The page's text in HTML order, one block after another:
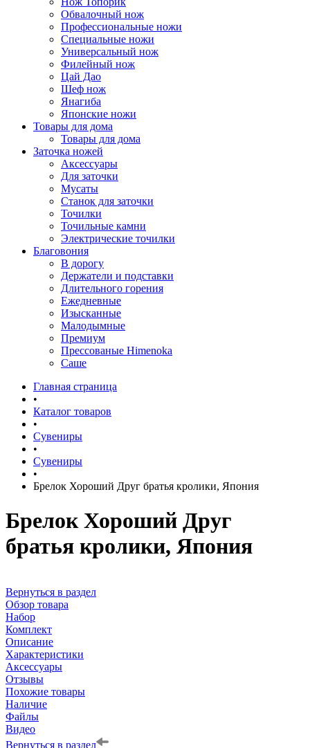
Обвалочный нож
Профессиональные ножи
Специальные ножи
Универсальный нож
Филейный нож
Цай Дао
Шеф нож
Янагиба
Японские ножи
Товары для дома
Товары для дома
Заточка ножей
Аксессуары
Для заточки
Мусаты
Станок для заточки
Точилки
Точильные камни
Электрические точилки
Благовония
В дорогу
Держатели и подставки
Длительного горения
Ежедневные
Изысканные
Малодымные
Премиум
Прессованые Himenoka
Саше
Главная страница
•
Каталог товаров
•
Сувениры
•
Сувениры
•
Брелок Хороший Друг братья кролики, Япония
Брелок Хороший Друг
братья кролики, Япония
Вернуться в раздел
Обзор товара
Набор
Комплект
Описание
Характеристики
Аксессуары
Отзывы
Похожие товары
Наличие
Файлы
Видео
Вернуться в раздел